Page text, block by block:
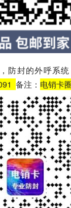
防封的外呼系
备注： 电销卡